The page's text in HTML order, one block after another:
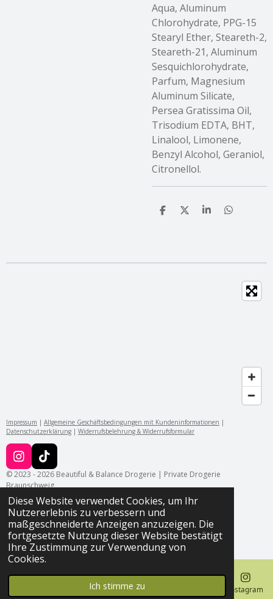
Diese Website verwendet Cookies, um Ihr
Nutzererlebnis zu verbessern und
maßgeschneiderte Anzeigen anzuzeigen. Die
fortgesetzte Nutzung dieser Website bestätigt
Ihre Zustimmung zur Verwendung von
Cookies.
Ich stimme zu
Aqua, Aluminum
Chlorohydrate, PPG-15
Stearyl Ether, Steareth-2,
Steareth-21, Aluminum
Sesquichlorohydrate,
Parfum, Magnesium
Aluminum Silicate,
Persea Gratissima Oil,
Trisodium EDTA, BHT,
Linalool, Limonene,
Benzyl Alcohol, Geraniol,
Citronellol.
T
n
T
n
T
n
T
n
Impressum | Allgemeine Geschäftsbedingungen mit Kundeninformationen |
Datenschutzerklärung | Widerrufsbelehrung & Widerrufsformular
I
n
s
t
a
g
r
a
m
T
i
k
T
o
k
© 2023 - 2026 Beautiful & Balance Drogerie | Private Drogerie
Braunschweig
Telefon Instagram